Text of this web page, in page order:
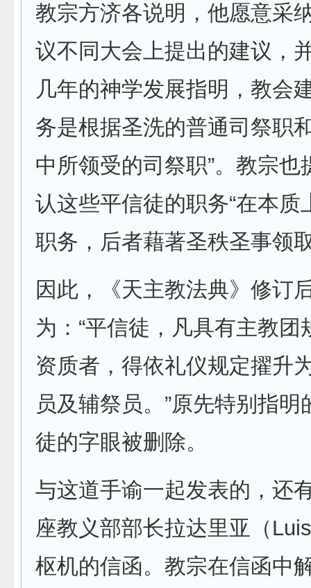
教宗方济各说明，他愿意采
议不同大会上提出的建议，
几年的神学发展指明，教会
务是根据圣洗的普通司祭职
中所领受的司祭职”。教宗也
认这些平信徒的职务“在本质
职务，后者藉著圣秩圣事领
因此，《天主教法典》修订
为：“平信徒，凡具有主教团
资质者，得依礼仪规定擢升
员及辅祭员。”原先特别指明
徒的字眼被删除。
与这道手谕一起发表的，还
座教义部部长拉达里亚（
枢机的信函。教宗在信函中